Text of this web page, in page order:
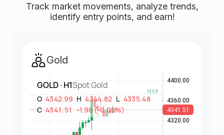
Track market movements, analyze trends,
identify entry points, and earn!
Gold